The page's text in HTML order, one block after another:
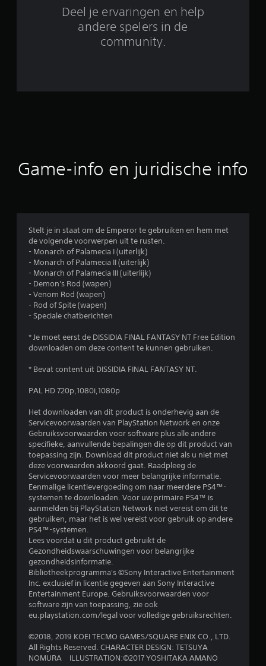
e
n
n
Deel je ervaringen en help
andere spelers in de
community.
Game-info en juridische info
Stelt je in staat om de Emperor te gebruiken en hem met
de volgende voorwerpen uit te rusten.
- Monarch of Palamecia I (uiterlijk)
- Monarch of Palamecia II (uiterlijk)
- Monarch of Palamecia III (uiterlijk)
- Demon's Rod (wapen)
- Venom Rod (wapen)
- Rod of Spite (wapen)
- Speciale chatberichten
* Je moet eerst de DISSIDIA FINAL FANTASY NT Free Edition
downloaden om deze content te kunnen gebruiken.
* Bevat content uit DISSIDIA FINAL FANTASY NT.
PAL HD 720p,1080i,1080p
Het downloaden van dit product is onderhevig aan de
Servicevoorwaarden van PlayStation Network en onze
Gebruiksvoorwaarden voor software plus alle andere
specifieke, aanvullende bepalingen die op dit product van
toepassing zijn. Download dit product niet als u niet met
deze voorwaarden akkoord gaat. Raadpleeg de
Servicevoorwaarden voor meer belangrijke informatie.
Eenmalige licentievergoeding om naar meerdere PS4™-
systemen te downloaden. Voor uw primaire PS4™ is
aanmelden bij PlayStation Network niet vereist om dit te
gebruiken, maar het is wel vereist voor gebruik op andere
PS4™-systemen.
Lees voordat u dit product gebruikt de
Gezondheidswaarschuwingen voor belangrijke
gezondheidsinformatie.
Bibliotheekprogramma's ©Sony Interactive Entertainment
Inc. exclusief in licentie gegeven aan Sony Interactive
Entertainment Europe. Gebruiksvoorwaarden voor
software zijn van toepassing, zie ook
eu.playstation.com/legal voor volledige gebruiksrechten.
©2018, 2019 KOEI TECMO GAMES/SQUARE ENIX CO., LTD.
All Rights Reserved. CHARACTER DESIGN: TETSUYA
NOMURA ILLUSTRATION:©2017 YOSHITAKA AMANO